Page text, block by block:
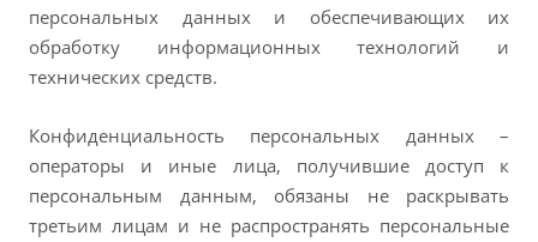
персональных данных и обеспечивающих их
обработку информационных технологий и
технических средств.
Конфиденциальность персональных данных –
операторы и иные лица, получившие доступ к
персональным данным, обязаны не раскрывать
третьим лицам и не распространять персональные